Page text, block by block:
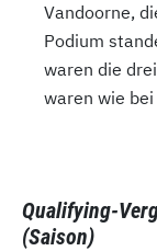
Vandoorne,
Podium
waren die
waren wie
Qualifying-
(Saison)